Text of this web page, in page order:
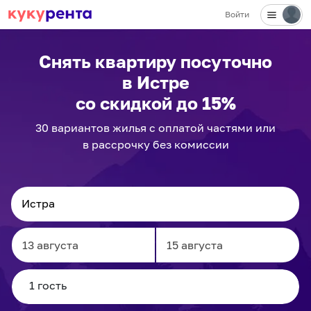
Войти
Снять квартиру посуточно
в Истре
со скидкой до 15%
30 вариантов жилья с оплатой частями или
в рассрочку без комиссии
Navigate
forward
to
Navigate
to